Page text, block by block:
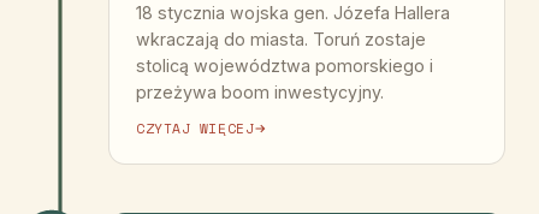
18 stycznia wojska gen. Józefa Hallera
wkraczają do miasta. Toruń zostaje
stolicą województwa pomorskiego i
przeżywa boom inwestycyjny.
CZYTAJ WIĘCEJ